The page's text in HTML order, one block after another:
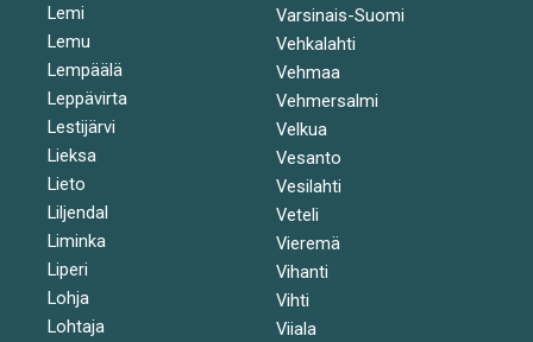
Lemi
Lemu
Lempäälä
Leppävirta
Lestijärvi
Lieksa
Lieto
Liljendal
Liminka
Liperi
Lohja
Lohtaja
Varsinais-Suomi
Vehkalahti
Vehmaa
Vehmersalmi
Velkua
Vesanto
Vesilahti
Veteli
Vieremä
Vihanti
Vihti
Viiala